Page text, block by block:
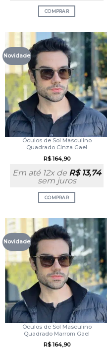
COMPRAR
Novidade
Óculos de Sol Masculino
Quadrado Cinza Gael
R$164,90
Em até 12x de R$13,74
sem juros
COMPRAR
Novidade
Óculos de Sol Masculino
Quadrado Marrom Gael
R$164,90